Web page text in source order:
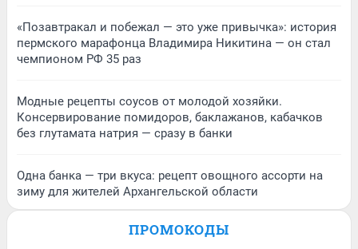
«Позавтракал и побежал — это уже привычка»: история
пермского марафонца Владимира Никитина — он стал
чемпионом РФ 35 раз
Модные рецепты соусов от молодой хозяйки.
Консервирование помидоров, баклажанов, кабачков
без глутамата натрия — сразу в банки
Одна банка — три вкуса: рецепт овощного ассорти на
зиму для жителей Архангельской области
ПРОМОКОДЫ